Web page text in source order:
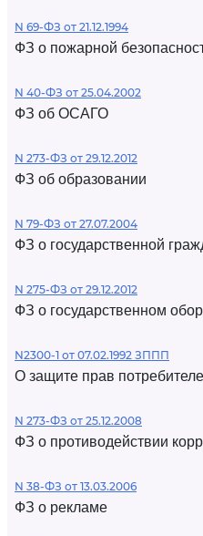
N 69-ФЗ от 21.12.1994
ФЗ о пожарной
N 40-ФЗ от 25.04.2002
ФЗ об ОСАГО
N 273-ФЗ от 29.12.2012
ФЗ об образовании
N 79-ФЗ от 27.07.2004
ФЗ о государственной
N 275-ФЗ от 29.12.2012
ФЗ о государственном
N2300-1 от 07.02.1992 ЗППП
О защите прав
N 273-ФЗ от 25.12.2008
ФЗ о противодействии
N 38-ФЗ от 13.03.2006
ФЗ о рекламе